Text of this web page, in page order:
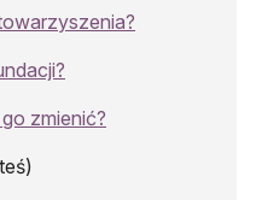
zmienić?